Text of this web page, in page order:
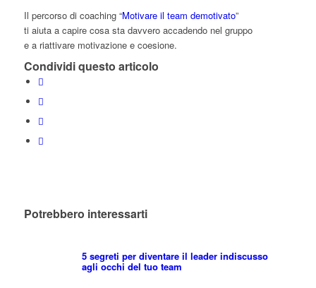
Il percorso di coaching “Motivare il team demotivato”
ti aiuta a capire cosa sta davvero accadendo nel gruppo
e a riattivare motivazione e coesione.
Condividi questo articolo
Potrebbero interessarti
5 segreti per diventare il leader indiscusso
agli occhi del tuo team